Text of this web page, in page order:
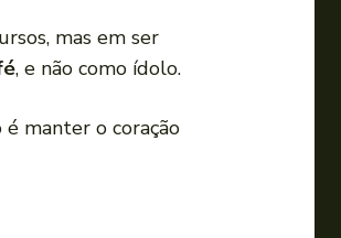
mas em ser
, e não como ídolo.
é manter o coração